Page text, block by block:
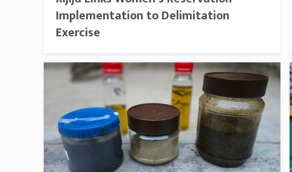
Implementation to Delimitation
Exercise